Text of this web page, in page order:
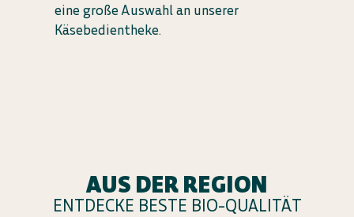
eine große Auswahl an unserer
Käsebedientheke.
AUS DER REGION
ENTDECKE BESTE BIO-QUALITÄT